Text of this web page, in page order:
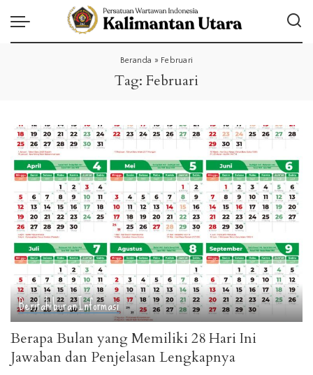
Beranda » Februari
Tag: Februari
BeritahiburanInformasi
Berapa Bulan yang Memiliki 28 Hari Ini
Jawaban dan Penjelasan Lengkapnya